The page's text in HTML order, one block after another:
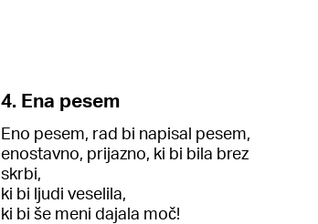
4. Ena pesem
Eno pesem, rad bi napisal pesem,
enostavno, prijazno, ki bi bila brez
skrbi,
ki bi ljudi veselila,
ki bi še meni dajala moč!